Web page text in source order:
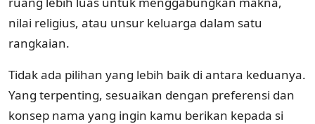
nilai religius, atau unsur keluarga dalam satu
rangkaian.
Tidak ada pilihan yang lebih baik di antara keduanya.
Yang terpenting, sesuaikan dengan preferensi dan
konsep nama yang ingin kamu berikan kepada si